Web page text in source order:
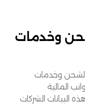
وخدمات
الشحن وخدمات
المالية
البيانات الشركات